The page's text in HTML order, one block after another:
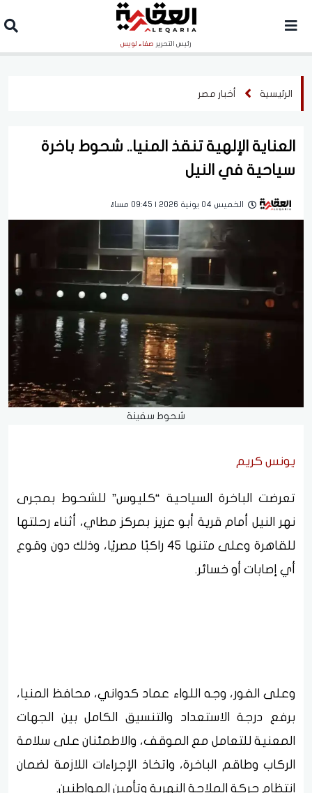
رئيس التحرير صفاء لويس
الرئيسية أخبار مصر
العناية الإلهية تنقذ المنيا.. شحوط باخرة
سياحية في النيل
الخميس 04 يونية 2026 | 09:45 مساءً
شحوط سفينة
يونس كريم
تعرضت الباخرة السياحية “كليوس” للشحوط بمجرى
نهر النيل أمام قرية أبو عزيز بمركز مطاي، أثناء رحلتها
للقاهرة وعلى متنها 45 راكبًا مصريًا، وذلك دون وقوع
أي إصابات أو خسائر.
وعلى الفور، وجه اللواء عماد كدواني، محافظ المنيا،
برفع درجة الاستعداد والتنسيق الكامل بين الجهات
المعنية للتعامل مع الموقف، والاطمئنان على سلامة
الركاب وطاقم الباخرة، واتخاذ الإجراءات اللازمة لضمان
انتظام حركة الملاحة النهرية وتأمين المواطنين.